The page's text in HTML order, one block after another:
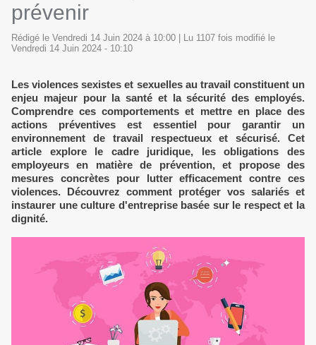
prévenir
Rédigé le Vendredi 14 Juin 2024 à 10:00 | Lu 1107 fois modifié le
Vendredi 14 Juin 2024 - 10:10
Les violences sexistes et sexuelles au travail constituent un
enjeu majeur pour la santé et la sécurité des employés.
Comprendre ces comportements et mettre en place des
actions préventives est essentiel pour garantir un
environnement de travail respectueux et sécurisé. Cet
article explore le cadre juridique, les obligations des
employeurs en matière de prévention, et propose des
mesures concrètes pour lutter efficacement contre ces
violences. Découvrez comment protéger vos salariés et
instaurer une culture d'entreprise basée sur le respect et la
dignité.